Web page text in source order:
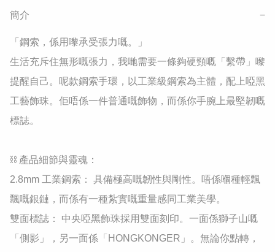
簡介 −
​「鋼索，係用嚟承受張力嘅。」
​生活充斥住無形嘅張力，我哋需要一條夠硬頸嘅「繫帶」嚟
提醒自己。呢款鋼索手環，以工業級鋼索為主體，配上啞黑
工藝飾珠。佢唔係一件普通嘅飾物，而係你手腕上最堅韌嘅
標誌。
​⛓️ 產品細節與靈魂：
​2.8mm 工業鋼索： 具備極高嘅韌性與剛性。唔係嗰種輕飄
飄嘅銀鏈，而係有一種紮實嘅重量感同工業美學。
​雙面標誌： 中央啞黑飾珠採用雙面刻印。一面係獅子山嘅
「側影」，另一面係「HONGKONGER」。無論你點轉，